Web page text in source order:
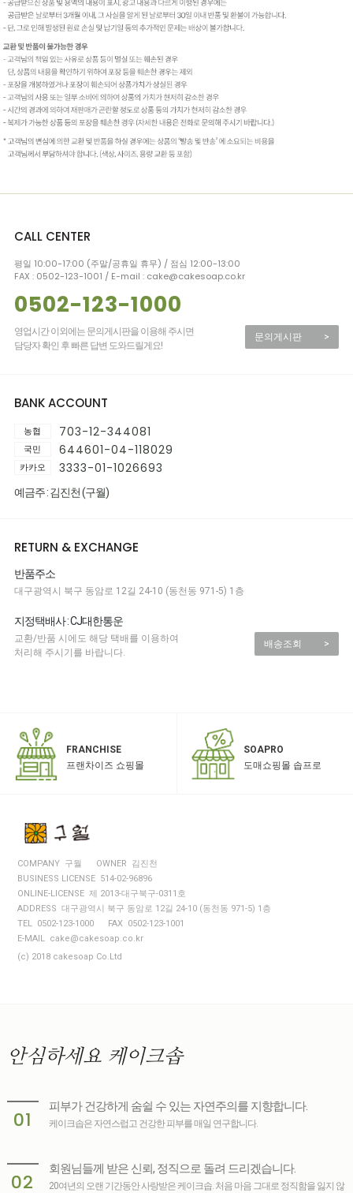
CALL CENTER
평일 10:00-17:00 (주말/공휴일 휴무) / 점심 12:00-13:00
FAX : 0502-123-1001 / E-mail : cake@cakesoap.co.kr
0502-123-1000
영업시간 이외에는 문의게시판을 이용해 주시면
담당자 확인 후 빠른 답변 도와드릴게요!
문의게시판 >
BANK ACCOUNT
농협 703-12-344081
국민 644601-04-118029
카카오 3333-01-1026693
예금주 : 김진천 (구월)
RETURN & EXCHANGE
반품주소
대구광역시 북구 동암로 12길 24-10 (동천동 971-5) 1층
지정택배사 : CJ대한통운
교환/반품 시에도 해당 택배를 이용하여
처리해 주시기를 바랍니다.
배송조회 >
FRANCHISE
프랜차이즈 쇼핑몰
SOAPRO
도매쇼핑몰 솝프로
COMPANY 구월
OWNER 김진천
BUSINESS LICENSE 514-02-96896
ONLINE-LICENSE 제 2013-대구북구-0311호
ADDRESS 대구광역시 북구 동암로 12길 24-10 (동천동 971-5) 1층
TEL 0502-123-1000
FAX 0502-123-1001
E-MAIL cake@cakesoap.co.kr
(c) 2018 cakesoap Co.Ltd
안심하세요 케이크솝
01
피부가 건강하게 숨쉴 수 있는 자연주의를 지향합니다.
케이크솝은 자연스럽고 건강한 피부를 매일 연구합니다.
02
회원님들께 받은 신뢰, 정직으로 돌려 드리겠습니다.
20여년의 오랜 기간동안 사랑받은 케이크솝. 처음 마음 그대로 정직함을 잃지 않